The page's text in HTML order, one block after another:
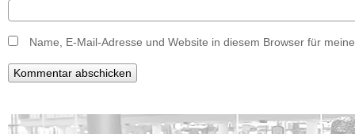
Name, E-Mail-Adresse und Website in diesem Browser für